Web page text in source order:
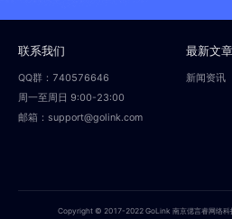
联系我们
QQ群：740576646
周一至周日 9:00-23:00
邮箱：support@golink.com
最新文章
新闻资讯
Copyright © 2017-2022 GoLink 南京偲言睿网络科